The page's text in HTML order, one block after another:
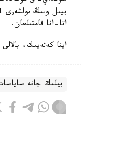
اتا-انا قامتىلعان.
ايتا كەتەيىك، بالالى
بيلىك جانە